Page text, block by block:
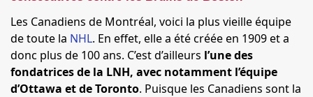
Les Canadiens de Montréal, voici la plus vieille équipe
de toute la NHL. En effet, elle a été créée en 1909 et a
donc plus de 100 ans. C’est d’ailleurs l’une des
fondatrices de la LNH, avec notamment l’équipe
d’Ottawa et de Toronto. Puisque les Canadiens sont la